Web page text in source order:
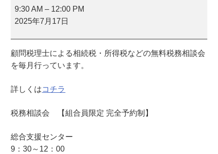
務
相
（
総
支
セ
タ
9:30 AM – 12:00 PM
2025年7月17日
顧問税理士による相続税・所得税などの無料税務相談会
を毎月行っています。
詳しくはコチラ
税務相談会 【組合員限定 完全予約制】
総合支援センター
9：30～12：00